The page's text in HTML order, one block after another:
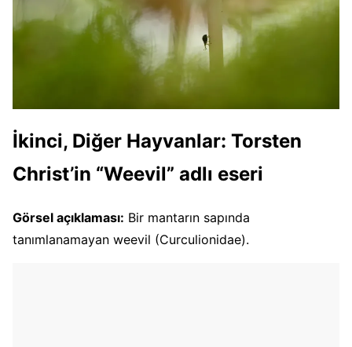
İkinci, Diğer Hayvanlar: Torsten
Christ’in “Weevil” adlı eseri
Görsel açıklaması: Bir mantarın sapında
tanımlanamayan weevil (Curculionidae).